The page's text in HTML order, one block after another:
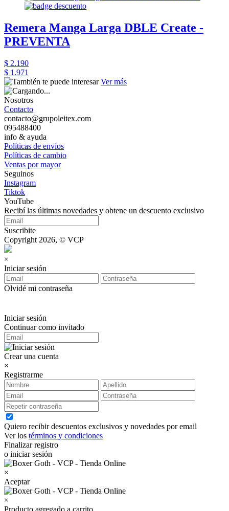
Remera Manga Larga DBLE Create -
PREVENTA
$ 2.190
$ 1.971
Ver más
Nosotros
Contacto
contacto@grupoleitex.com
095488400
info & ayuda
Políticas de envíos
Políticas de cambio
Ventas por mayor
Seguinos
Instagram
Tiktok
YouTube
Recibí las últimas novedades y obtene un descuento exclusivo
Suscribite
Copyright 2026, © VCP
×
Iniciar sesión
Olvidé mi contraseña
Iniciar sesión
Continuar como invitado
Crear una cuenta
×
Registrarme
Quiero recibir descuentos exclusivos y novedades por email
Ver los términos y condiciones
Finalizar registro
o iniciar sesión
×
Aceptar
×
Producto agregado a carrito